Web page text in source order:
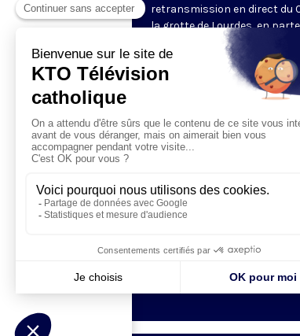
retransmission en direct du
la grotte de Lourdes, en
Sanctuaires. Chaque jour,
méditations des mystères
proposée en communion de
Visiter la page de